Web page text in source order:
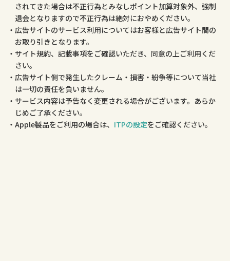
されてきた場合は不正行為とみなしポイント加算対象外、強制
退会となりますので不正行為は絶対におやめください。
広告サイトのサービス利用についてはお客様と広告サイト間の
お取り引きとなります。
サイト規約、記載事項をご確認いただき、同意の上ご利用くだ
さい。
広告サイト側で発生したクレーム・損害・紛争等について当社
は一切の責任を負いません。
サービス内容は予告なく変更される場合がございます。あらか
じめご了承ください。
Apple製品をご利用の場合は、 ITPの設定をご確認ください。